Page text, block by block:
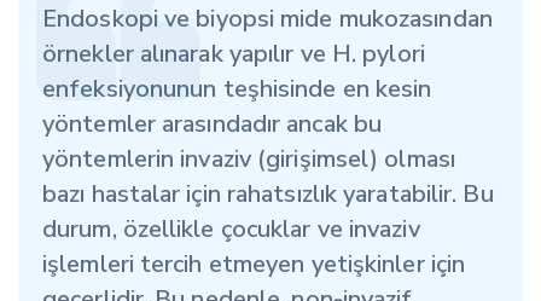
Endoskopi ve biyopsi mide mukozasından
örnekler alınarak yapılır ve H. pylori
enfeksiyonunun teşhisinde en kesin
yöntemler arasındadır ancak bu
yöntemlerin invaziv (girişimsel) olması
bazı hastalar için rahatsızlık yaratabilir. Bu
durum, özellikle çocuklar ve invaziv
işlemleri tercih etmeyen yetişkinler için